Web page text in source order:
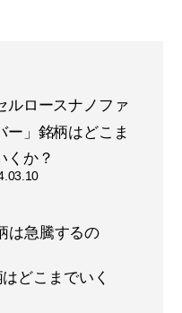
ルロースナノファ
ー」銘柄はどこま
くか？
は急騰するの
どこまでいく